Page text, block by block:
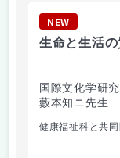
NEW
生命と生活
国際文化学研
藪本知ニ先生
健康福祉科と共